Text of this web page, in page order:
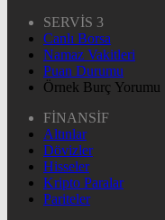
SERVİS 3
Canlı Borsa
Namaz Vakitleri
Puan Durumu
Örnek Burç Yorumu
FİNANSİF
Altınlar
Dövizler
Hisseler
Kripto Paralar
Pariteler